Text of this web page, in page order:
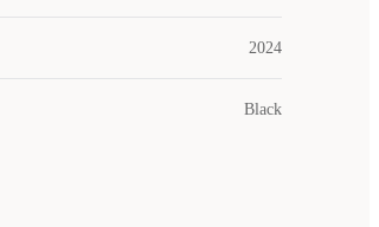
2024
Black